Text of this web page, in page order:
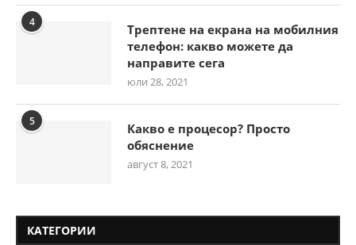
4
Трептене на екрана на мобилния
телефон: какво можете да
направите сега
юли 28, 2021
5
Какво е процесор? Просто
обяснение
август 8, 2021
КАТЕГОРИИ